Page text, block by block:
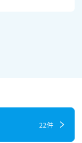
22件